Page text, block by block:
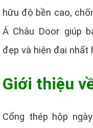
hữu độ bền cao,
Á Châu Door giúp
đẹp và hiện đại nhất
Giới thiệu
Cổng thép hộp